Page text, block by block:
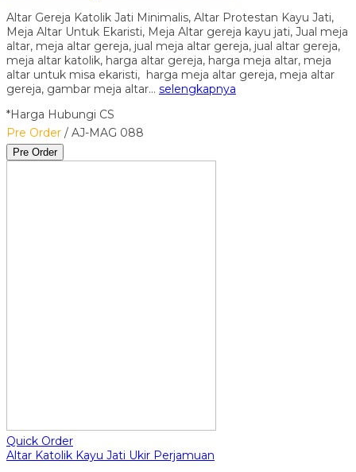
Altar Gereja Katolik Jati Minimalis, Altar Protestan Kayu Jati,
Meja Altar Untuk Ekaristi, Meja Altar gereja kayu jati, Jual meja
altar, meja altar gereja, jual meja altar gereja, jual altar gereja,
meja altar katolik, harga altar gereja, harga meja altar, meja
altar untuk misa ekaristi, harga meja altar gereja, meja altar
gereja, gambar meja altar… selengkapnya
*Harga Hubungi CS
Pre Order / AJ-MAG 088
Pre Order
Quick Order
Altar Katolik Kayu Jati Ukir Perjamuan